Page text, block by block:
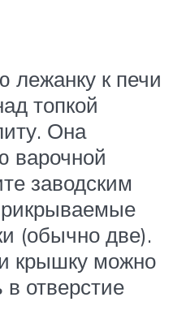
лежанку к печи
топкой
Она
варочной
заводским
(обычно две).
крышку можно
в отверстие